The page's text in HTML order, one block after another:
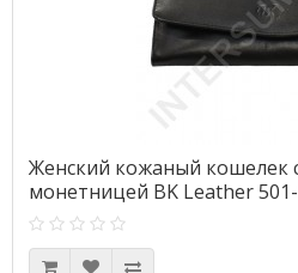
Женский кожаный кошелек
монетницей BK Leather
гладкий